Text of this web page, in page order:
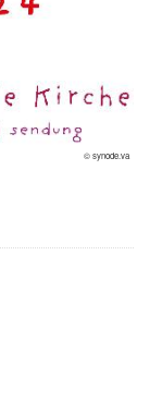
© synode.va